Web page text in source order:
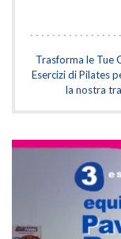
Trasforma le Tue
Esercizi di Pilates
la nostra